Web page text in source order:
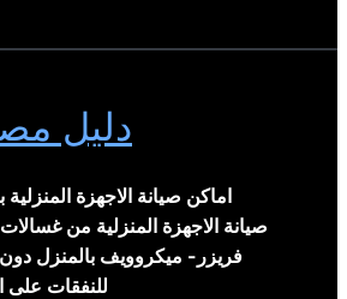
دليل
اماكن صيانة الاجهزة
صيانة الاجهزة المنزلية من
فريزر- ميكروويف بالمنزل دون
للنفقات على